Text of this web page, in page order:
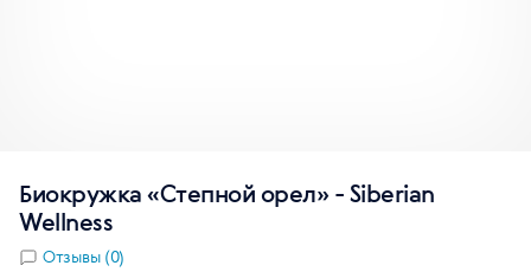
Биокружка «Степной орел» - Siberian
Wellness
Отзывы (0)